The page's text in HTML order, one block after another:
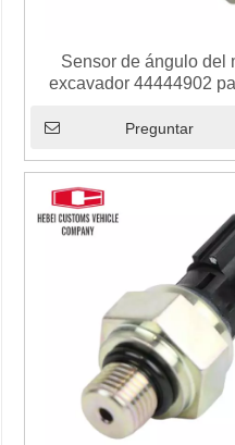
Sensor de ángulo del
excavador 44444902
ZX200-2 ZX200-3
ZX120 Partes de
Preguntar